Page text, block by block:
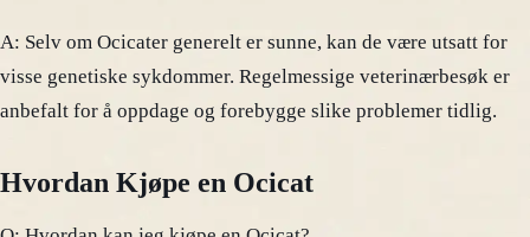
A: Selv om Ocicater generelt er sunne, kan de være utsatt for
visse genetiske sykdommer. Regelmessige veterinærbesøk er
anbefalt for å oppdage og forebygge slike problemer tidlig.
Hvordan Kjøpe en Ocicat